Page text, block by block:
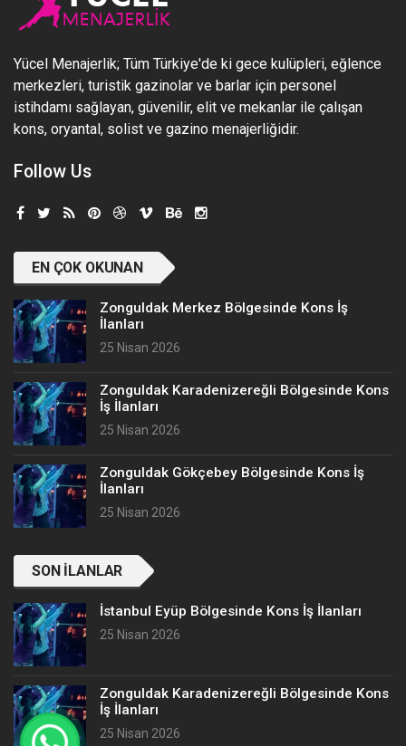
Yücel Menajerlik; Tüm Türkiye'de ki gece kulüpleri, eğlence
merkezleri, turistik gazinolar ve barlar için personel
istihdamı sağlayan, güvenilir, elit ve mekanlar ile çalışan
kons, oryantal, solist ve gazino menajerliğidir.
Follow Us
EN ÇOK OKUNAN
Zonguldak Merkez Bölgesinde Kons İş
İlanları
25 Nisan 2026
Zonguldak Karadenizereğli Bölgesinde Kons
İş İlanları
25 Nisan 2026
Zonguldak Gökçebey Bölgesinde Kons İş
İlanları
25 Nisan 2026
SON İLANLAR
İstanbul Eyüp Bölgesinde Kons İş İlanları
25 Nisan 2026
Zonguldak Karadenizereğli Bölgesinde Kons
İş İlanları
25 Nisan 2026